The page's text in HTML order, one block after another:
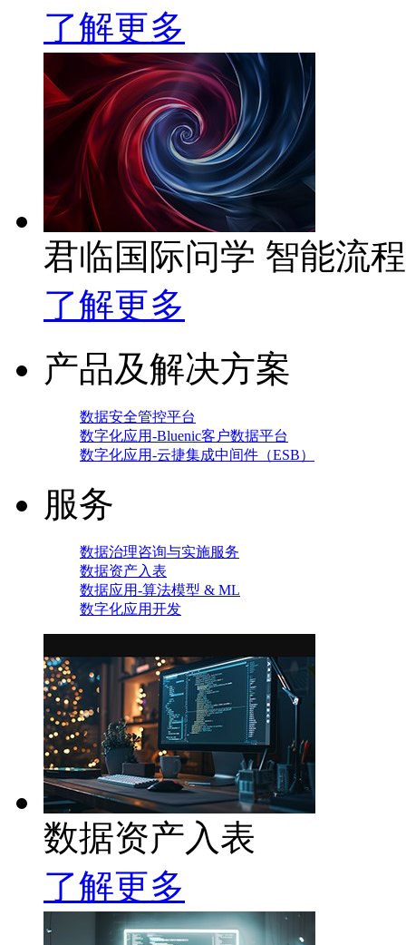
了解更多
君临国际问学 智能流
了解更多
产品及解决方案
数据安全管控平台
数字化应用-Bluenic客户数据平台
数字化应用-云捷集成中间件（ESB）
服务
数据治理咨询与实施服务
数据资产入表
数据应用-算法模型 & ML
数字化应用开发
数据资产入表
了解更多